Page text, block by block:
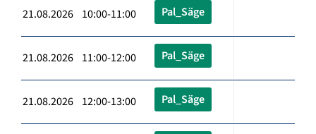
21.08.2026 10:00-11:00 Pal_Säge
21.08.2026 11:00-12:00 Pal_Säge
21.08.2026 12:00-13:00 Pal_Säge